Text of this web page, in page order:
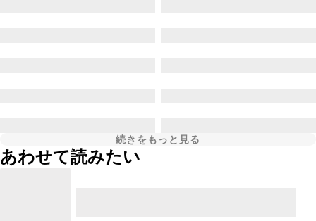
続きをもっと見る
あわせて読みたい